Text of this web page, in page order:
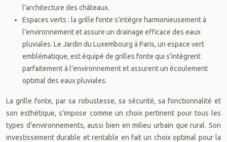
l’architecture des châteaux.
Espaces verts : la grille fonte s’intègre harmonieusement à
l’environnement et assure un drainage efficace des eaux
pluviales. Le Jardin du Luxembourg à Paris, un espace vert
emblématique, est équipé de grilles fonte qui s’intègrent
parfaitement à l’environnement et assurent un écoulement
optimal des eaux pluviales.
La grille fonte, par sa robustesse, sa sécurité, sa fonctionnalité et
son esthétique, s’impose comme un choix pertinent pour tous les
types d’environnements, aussi bien en milieu urbain que rural. Son
investissement durable et rentable en fait un choix optimal pour la